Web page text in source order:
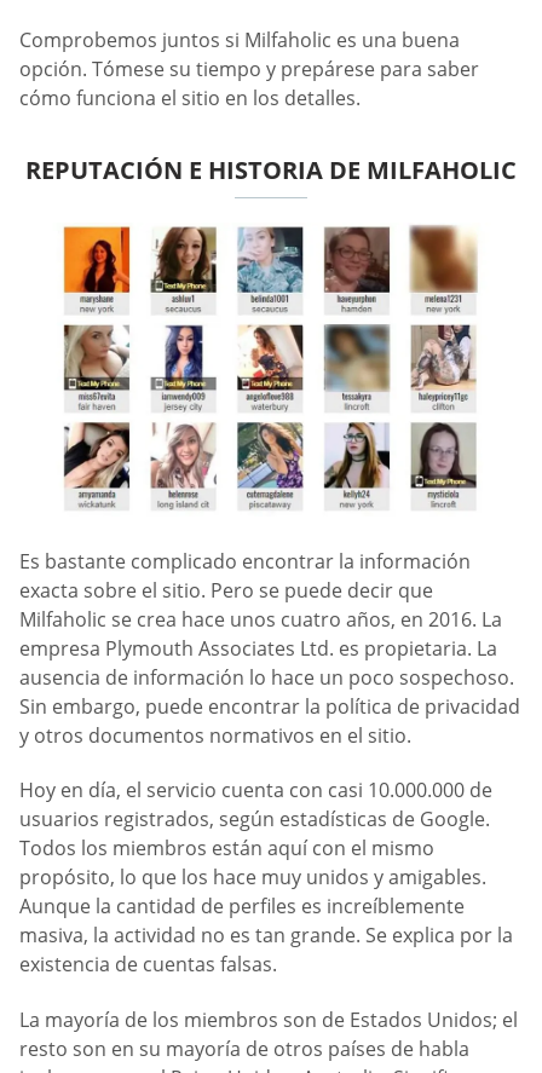
Comprobemos juntos si Milfaholic es una buena
opción. Tómese su tiempo y prepárese para saber
cómo funciona el sitio en los detalles.
REPUTACIÓN E HISTORIA DE MILFAHOLIC
Es bastante complicado encontrar la información
exacta sobre el sitio. Pero se puede decir que
Milfaholic se crea hace unos cuatro años, en 2016. La
empresa Plymouth Associates Ltd. es propietaria. La
ausencia de información lo hace un poco sospechoso.
Sin embargo, puede encontrar la política de privacidad
y otros documentos normativos en el sitio.
Hoy en día, el servicio cuenta con casi 10.000.000 de
usuarios registrados, según estadísticas de Google.
Todos los miembros están aquí con el mismo
propósito, lo que los hace muy unidos y amigables.
Aunque la cantidad de perfiles es increíblemente
masiva, la actividad no es tan grande. Se explica por la
existencia de cuentas falsas.
La mayoría de los miembros son de Estados Unidos; el
resto son en su mayoría de otros países de habla